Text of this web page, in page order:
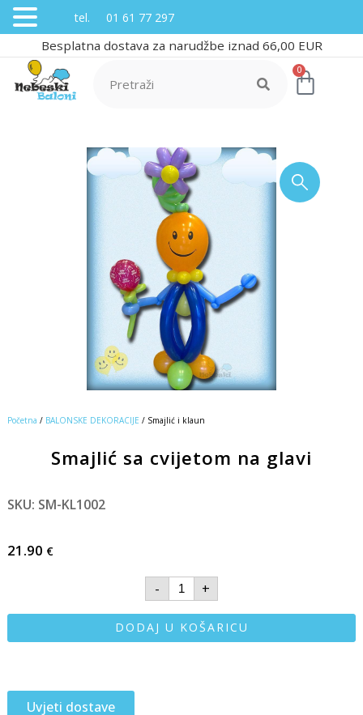
Besplatna dostava za narudžbe iznad 66,00 EUR
0
Početna / BALONSKE DEKORACIJE / Smajlić i klaun
Smajlić sa cvijetom na glavi
SKU: SM-KL1002
21.90 €
- +
DODAJ U KOŠARICU
Uvjeti dostave
tel. 01 61 77 297